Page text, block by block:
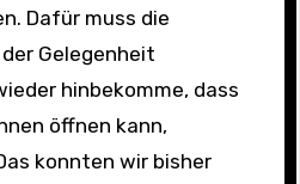
Dafür muss die
Gelegenheit
hinbekomme, dass
öffnen kann,
konnten wir bisher